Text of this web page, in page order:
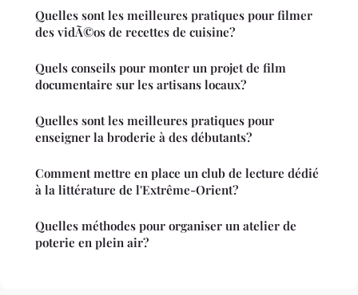
Quelles sont les meilleures pratiques pour filmer
des vidÃ©os de recettes de cuisine?
Quels conseils pour monter un projet de film
documentaire sur les artisans locaux?
Quelles sont les meilleures pratiques pour
enseigner la broderie à des débutants?
Comment mettre en place un club de lecture dédié
à la littérature de l'Extrême-Orient?
Quelles méthodes pour organiser un atelier de
poterie en plein air?